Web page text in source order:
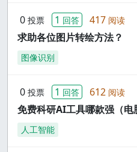
0 投票 1 回答 417 阅读
求助各位图片转绘方法？
图像识别
0 投票 1 回答 612 阅读
免费科研AI工具哪款强（电
人工智能